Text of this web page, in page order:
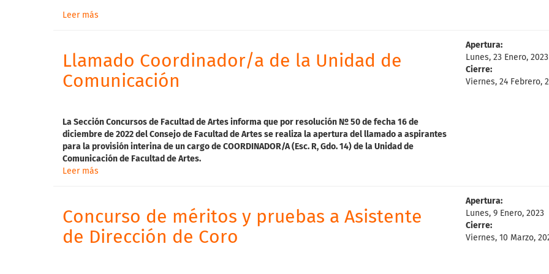
Leer más
Llamado Coordinador/a de la Unidad de
Comunicación
La Sección Concursos de Facultad de Artes informa que por resolución Nº 50 de fecha 16 de
diciembre de 2022 del Consejo de Facultad de Artes se realiza la apertura del llamado a aspirantes
para la provisión interina de un cargo de COORDINADOR/A (Esc. R, Gdo. 14) de la Unidad de
Comunicación de Facultad de Artes.
Leer más
Apertura:
Lunes, 23 Enero, 2023
Cierre:
Viernes, 24 Febrero,
Concurso de méritos y pruebas a Asistente
de Dirección de Coro
Apertura:
Lunes, 9 Enero, 2023
Cierre:
Viernes, 10 Marzo,